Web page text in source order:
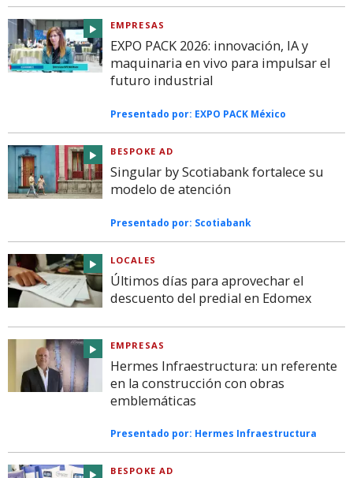
EMPRESAS
EXPO PACK 2026: innovación, IA y
maquinaria en vivo para impulsar el
futuro industrial
Presentado por: EXPO PACK México
BESPOKE AD
Singular by Scotiabank fortalece su
modelo de atención
Presentado por: Scotiabank
LOCALES
Últimos días para aprovechar el
descuento del predial en Edomex
EMPRESAS
Hermes Infraestructura: un referente
en la construcción con obras
emblemáticas
Presentado por: Hermes Infraestructura
BESPOKE AD